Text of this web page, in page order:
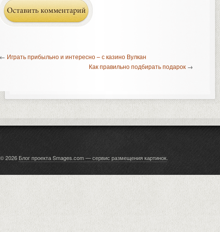
Играть прибыльно и интересно – с казино Вулкан
Как правильно подбирать подарок →
© 2026 Блог проекта Smages.com — сервис размещения картинок.